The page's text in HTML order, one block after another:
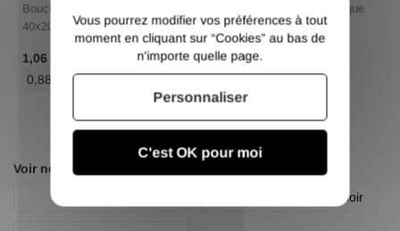
Bouchon rectangle plastique
40x20
1,06 €
0,88 €
/ Pce HT
Bouchon rectangle plastique
40x20
1,06 €/ Pce TTC
0,88 €/ Pce HT
Voir nos autres pages :
Profilé rectangle acier noir
Vous pourrez modifier vos préférences à tout
moment en cliquant sur “Cookies” au bas de
n'importe quelle page.
C'est OK pour moi
Personnaliser